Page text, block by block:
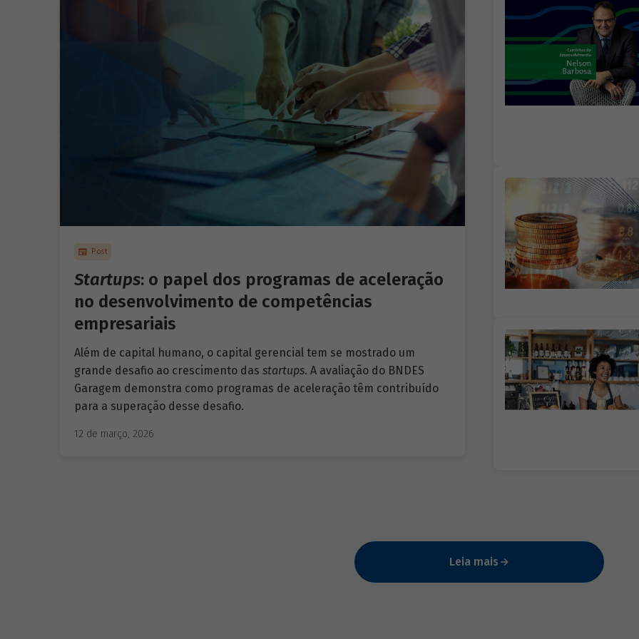
Post
Startups: o papel dos programas de aceleração
no desenvolvimento de competências
empresariais
Além de capital humano, o capital gerencial tem se mostrado um
grande desafio ao crescimento das startups. A avaliação do BNDES
Garagem demonstra como programas de aceleração têm contribuído
para a superação desse desafio.
12 de março, 2026
Leia mais